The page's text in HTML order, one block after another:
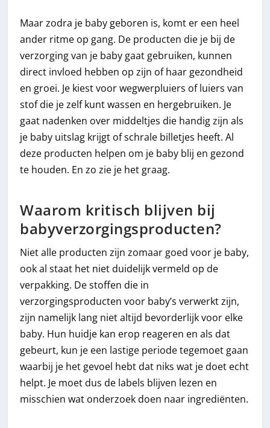
Maar zodra je baby geboren is, komt er een heel
ander ritme op gang. De producten die je bij de
verzorging van je baby gaat gebruiken, kunnen
direct invloed hebben op zijn of haar gezondheid
en groei. Je kiest voor wegwerpluiers of luiers van
stof die je zelf kunt wassen en hergebruiken. Je
gaat nadenken over middeltjes die handig zijn als
je baby uitslag krijgt of schrale billetjes heeft. Al
deze producten helpen om je baby blij en gezond
te houden. En zo zie je het graag.
Waarom kritisch blijven bij
babyverzorgingsproducten?
Niet alle producten zijn zomaar goed voor je baby,
ook al staat het niet duidelijk vermeld op de
verpakking. De stoffen die in
verzorgingsproducten voor baby’s verwerkt zijn,
zijn namelijk lang niet altijd bevorderlijk voor elke
baby. Hun huidje kan erop reageren en als dat
gebeurt, kun je een lastige periode tegemoet gaan
waarbij je het gevoel hebt dat niks wat je doet echt
helpt. Je moet dus de labels blijven lezen en
misschien wat onderzoek doen naar ingrediënten.